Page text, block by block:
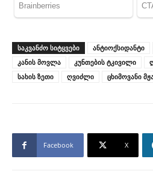
ᲡᲐᲙᲕᲐᲜᲫᲝ ᲡᲘᲢᲧᲕᲔᲑᲘ ანტიოქსიდანტი
კანის მოვლა
კუნთების ტკივილი
სახის ზეთი
ღვიძლი ცხიმოვანი
Facebook X